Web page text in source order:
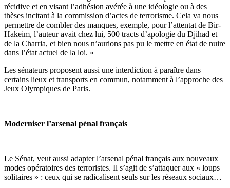
récidive et en visant l’adhésion avérée à une idéologie ou à des
thèses incitant à la commission d’actes de terrorisme. Cela va nous
permettre de combler des manques, exemple, pour l’attentat de Bir-
Hakeim, l’auteur avait chez lui, 500 tracts d’apologie du Djihad et
de la Charria, et bien nous n’aurions pas pu le mettre en état de nuire
dans l’état actuel de la loi. »
Les sénateurs proposent aussi une interdiction à paraître dans
certains lieux et transports en commun, notamment à l’approche des
Jeux Olympiques de Paris.
Moderniser l’arsenal pénal français
Le Sénat, veut aussi adapter l’arsenal pénal français aux nouveaux
modes opératoires des terroristes. Il s’agit de s’attaquer aux « loups
solitaires » : ceux qui se radicalisent seuls sur les réseaux sociaux…